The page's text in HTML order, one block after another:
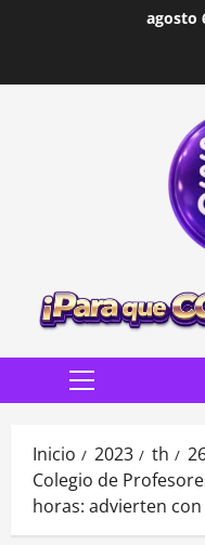
agosto
Menú
Inicio 2023 th
Colegio de
horas: advierten